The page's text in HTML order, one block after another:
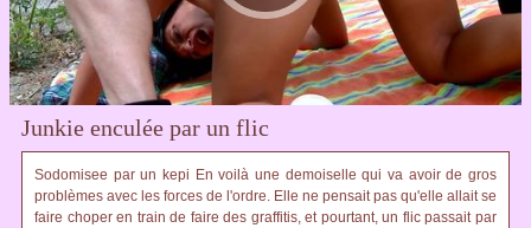
Junkie enculée par un flic
Sodomisee par un kepi En voilà une demoiselle qui va avoir de gros
problèmes avec les forces de l'ordre. Elle ne pensait pas qu'elle allait se
faire choper en train de faire des graffitis, et pourtant, un flic passait par